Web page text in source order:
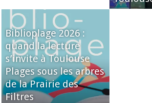
Biblioplage 2026 :
quand la lecture
s’invite à Toulouse
Plages sous les arbres
de la Prairie des
Filtres